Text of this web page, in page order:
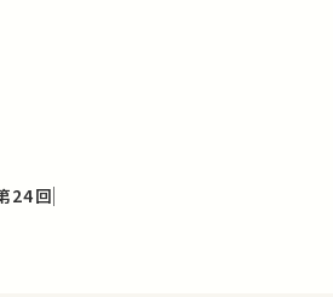
24回